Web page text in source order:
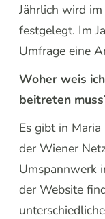
Jährlich wird
festgelegt. Im
Umfrage eine
Woher weis
beitreten
Es gibt in
der Wiener
Umspannwerk
der Website